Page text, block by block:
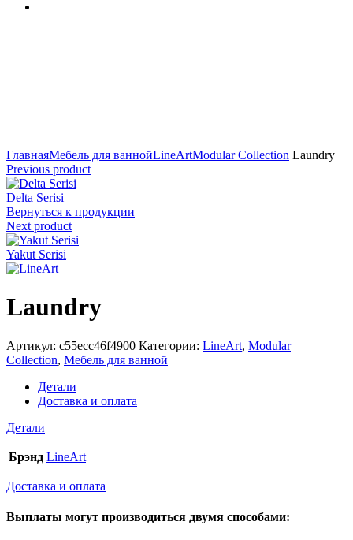
ГлавнаяМебель для ваннойLineArtModular Collection Laundry
Previous product
Delta Serisi
Вернуться к продукции
Next product
Yakut Serisi
Laundry
Артикул: c55ecc46f4900 Категории: LineArt, Modular
Collection, Мебель для ванной
Детали
Доставка и оплата
Детали
Брэнд LineArt
Доставка и оплата
Выплаты могут производиться двумя способами: